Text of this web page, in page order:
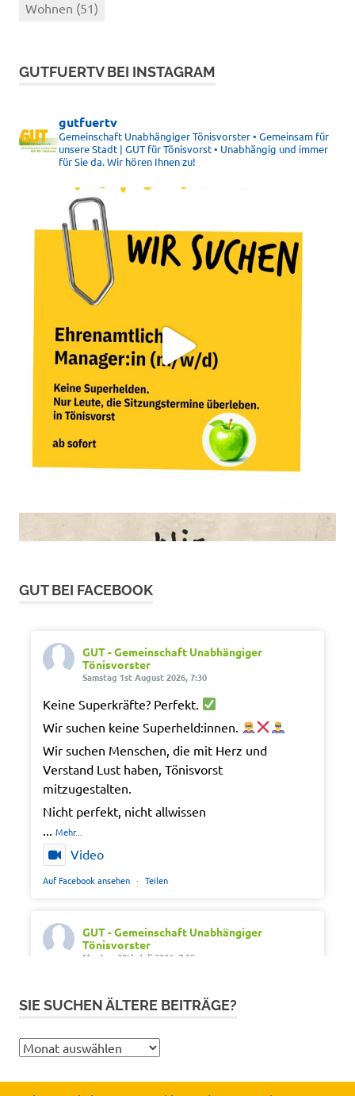
Wohnen (51)
GUTFUERTV BEI INSTAGRAM
gutfuertv
Gemeinschaft Unabhängiger Tönisvorster • Gemeinsam für
unsere Stadt | GUT für Tönisvorst • Unabhängig und immer
für Sie da. Wir hören Ihnen zu!
GUT BEI FACEBOOK
GUT - Gemeinschaft Unabhängiger
Tönisvorster
Samstag 1st August 2026, 7:30
Keine Superkräfte? Perfekt.
Wir suchen keine Superheld:innen.
Wir suchen Menschen, die mit Herz und
Verstand Lust haben, Tönisvorst
mitzugestalten.
Nicht perfekt, nicht allwissen
Mehr...
Video
Auf Facebook ansehen · Teilen
GUT - Gemeinschaft Unabhängiger
Tönisvorster
Montag 20th Juli 2026, 7:05
Wir wünschen schöne Ferien, Sonne und gute
#SommerferienNRW2026
SIE SUCHEN ÄLTERE BEITRÄGE?
Sie
ältere